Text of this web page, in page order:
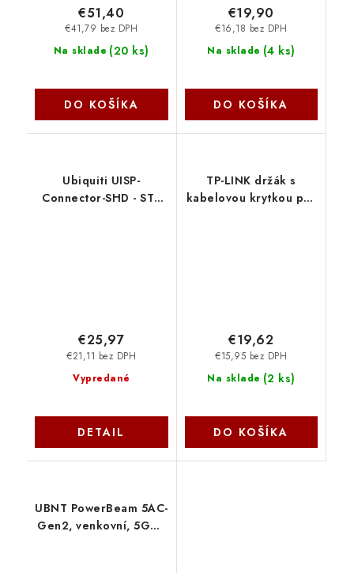
Na sklade (20 ks)
€41,79 bez DPH
€51,40
DO KOŠÍKA
Na sklade (4 ks)
€16,18 bez DPH
€19,90
DO KOŠÍKA
Ubiquiti UISP-
Connector-SHD - STP
Vypredané
€21,11 bez DPH
€25,97
DETAIL
TP-LINK držák s
kabelovou krytkou pro
Na sklade (2 ks)
€15,95 bez DPH
€19,62
DO KOŠÍKA
UBNT PowerBeam 5AC-
Gen2, venkovní, 5GHz